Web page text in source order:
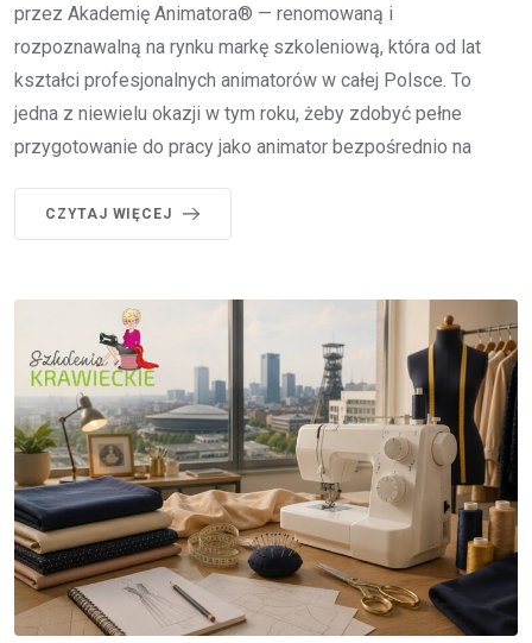
przez Akademię Animatora® — renomowaną i
rozpoznawalną na rynku markę szkoleniową, która od lat
kształci profesjonalnych animatorów w całej Polsce. To
jedna z niewielu okazji w tym roku, żeby zdobyć pełne
przygotowanie do pracy jako animator bezpośrednio na
CZYTAJ WIĘCEJ